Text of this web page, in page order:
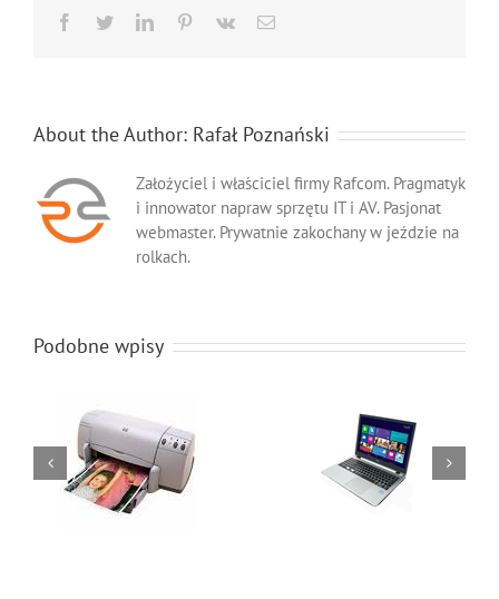
Facebook
TwitterLinkedInPinterest
Vk Email
About the Author: Rafał Poznański
Założyciel i właściciel firmy Rafcom. Pragmatyk
i innowator napraw sprzętu IT i AV. Pasjonat
webmaster. Prywatnie zakochany w jeździe na
rolkach.
Podobne wpisy
Cennik serwisu
projektorów